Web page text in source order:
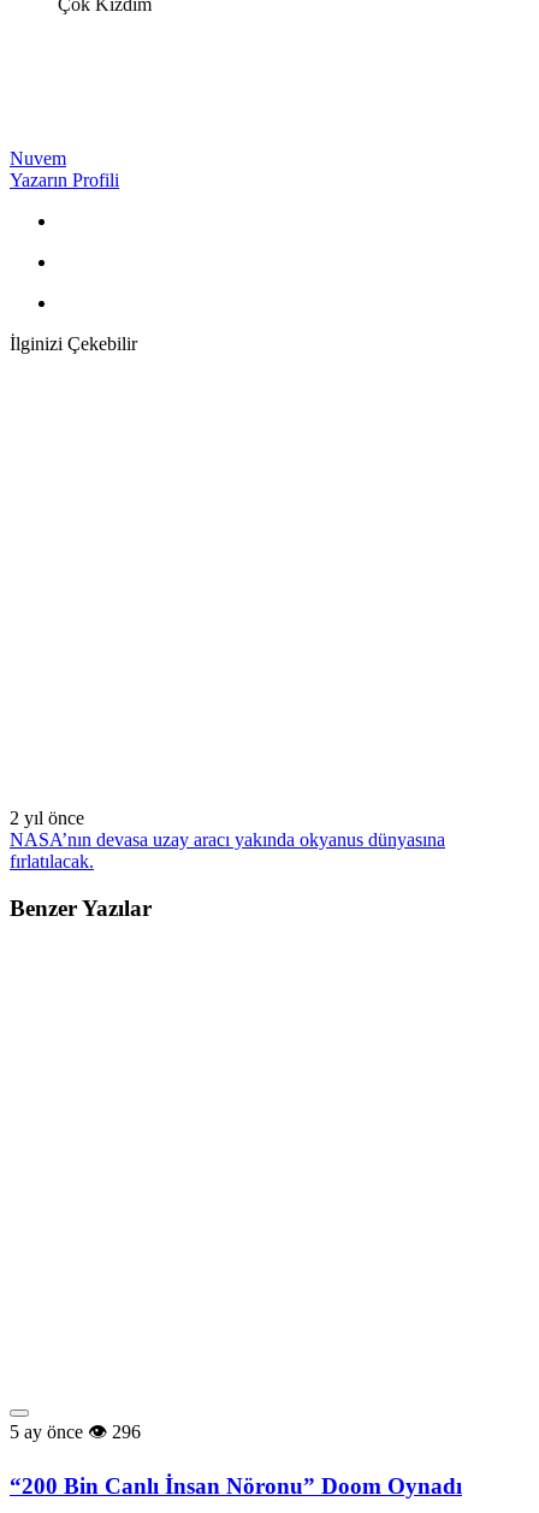
Çok Kızdım
Nuvem
Yazarın Profili
İlginizi Çekebilir
2 yıl önce
NASA’nın devasa uzay aracı yakında okyanus dünyasına
fırlatılacak.
Benzer Yazılar
5 ay önce 296
“200 Bin Canlı İnsan Nöronu” Doom Oynadı